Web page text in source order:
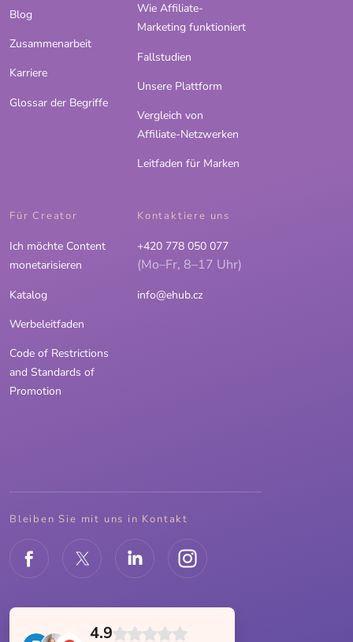
Blog
Zusammenarbeit
Karriere
Glossar der Begriffe
Wie Affiliate-
Marketing funktioniert
Fallstudien
Unsere Plattform
Vergleich von
Affiliate-Netzwerken
Leitfaden für Marken
Für Creator
Ich möchte Content
monetarisieren
Katalog
Werbeleitfaden
Code of Restrictions
and Standards of
Promotion
Kontaktiere uns
+420 778 050 077
(Mo–Fr, 8–17 Uhr)
info@ehub.cz
Bleiben Sie mit uns in Kontakt
4.9